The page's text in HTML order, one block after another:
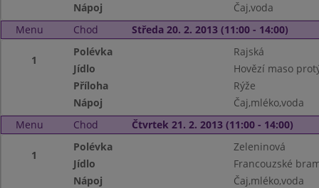
Nápoj
Čaj,voda
Menu
Chod Středa 20. 2. 2013 (11:00 - 14:00)
1
Polévka
Rajská
Jídlo
Hovězí maso
Příloha
Rýže
Nápoj
Čaj,mléko,voda
Menu
Chod Čtvrtek 21. 2. 2013 (11:00 - 14:00)
1
Polévka
Zeleninová
Jídlo
Francouzské
Nápoj
Čaj,mléko,voda